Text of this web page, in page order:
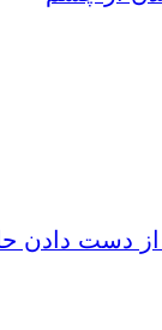
از دست